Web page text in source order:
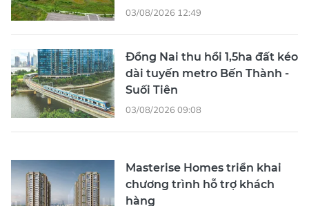
03/08/2026 12:49
Đồng Nai thu hồi 1,5ha đất kéo
dài tuyến metro Bến Thành -
Suối Tiên
03/08/2026 09:08
Masterise Homes triển khai
chương trình hỗ trợ khách
hàng